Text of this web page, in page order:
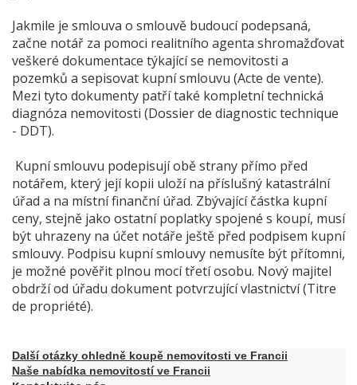
Jakmile je smlouva o smlouvě budoucí podepsaná,
začne notář za pomoci realitního agenta shromažďovat
veškeré dokumentace týkající se nemovitosti a
pozemků a sepisovat kupní smlouvu (Acte de vente).
Mezi tyto dokumenty patří také kompletní technická
diagnóza nemovitosti (Dossier de diagnostic technique
- DDT).
Kupní smlouvu podepisují obě strany přímo před
notářem, který její kopii uloží na příslušný katastrální
úřad a na místní finanční úřad. Zbývající částka kupní
ceny, stejně jako ostatní poplatky spojené s koupí, musí
být uhrazeny na účet notáře ještě před podpisem kupní
smlouvy. Podpisu kupní smlouvy nemusíte být přítomni,
je možné pověřit plnou mocí třetí osobu. Nový majitel
obdrží od úřadu dokument potvrzující vlastnictví (Titre
de propriété).
Další otázky ohledně koupě nemovitosti ve Francii
Naše nabídka nemovitostí ve Francii